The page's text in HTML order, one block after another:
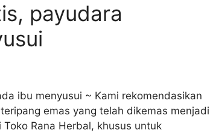
payudara
ibu menyusui ~ Kami rekomendasikan
emas yang telah dikemas menjadi
Rana Herbal, khusus untuk